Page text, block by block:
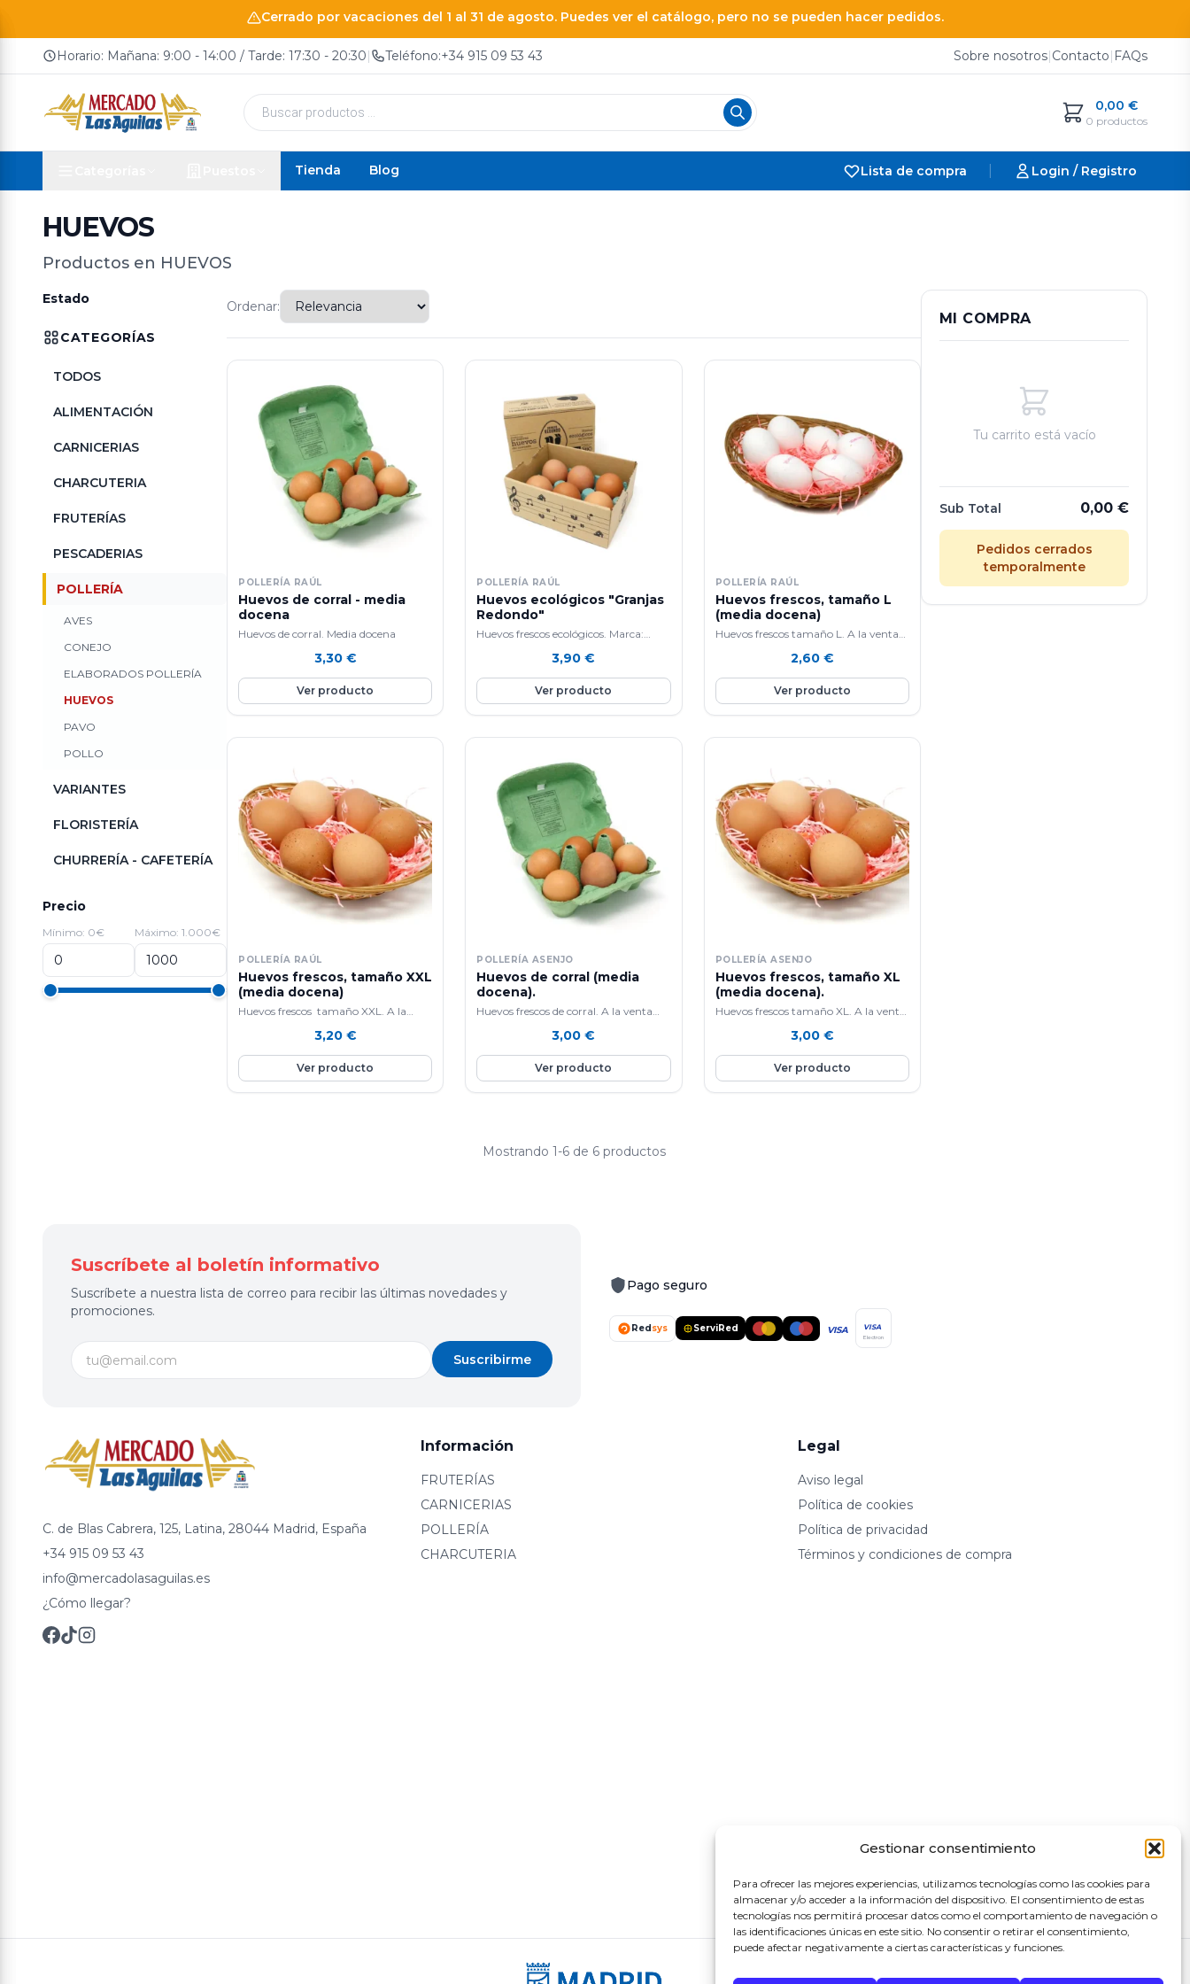
Gestionar consentimiento
Para ofrecer las mejores experiencias, utilizamos tecnologías como las cookies para
almacenar y/o acceder a la información del dispositivo. El consentimiento de estas
tecnologías nos permitirá procesar datos como el comportamiento de navegación o
las identificaciones únicas en este sitio. No consentir o retirar el consentimiento,
puede afectar negativamente a ciertas características y funciones.
Cerrado por vacaciones del 1 al 31 de agosto. Puedes ver el catálogo, pero no se pueden hacer pedidos.
Horario: Mañana: 9:00 - 14:00 / Tarde: 17:30 - 20:30| Teléfono:+34 915 09 53 43 Sobre nosotros|Contacto| FAQs
Búsqueda
productos
0,00 €
0 productos
Tienda Blog Lista de compra Login / Registro
HUEVOS
Productos en HUEVOS
Estado
CATEGORÍAS
TODOS
ALIMENTACIÓN
CARNICERIAS
CHARCUTERIA
FRUTERÍAS
PESCADERIAS
POLLERÍA
AVES
CONEJO
ELABORADOS POLLERÍA
HUEVOS
PAVO
POLLO
VARIANTES
FLORISTERÍA
CHURRERÍA - CAFETERÍA
Precio
Mínimo: 0€ Máximo: 1.000€
Ordenar:
POLLERÍA RAÚL
Huevos de corral - media
docena
Huevos de corral. Media docena
3,30 €
Ver producto
POLLERÍA RAÚL
Huevos ecológicos "Granjas
Redondo"
Huevos frescos ecológicos. Marca:
medias docenas.3,90€
Ver producto
POLLERÍA RAÚL
Huevos frescos, tamaño L
(media docena)
Huevos frescos tamaño L. A la venta
2,60 €
Ver producto
POLLERÍA RAÚL
Huevos frescos, tamaño XXL
(media docena)
Huevos frescos tamaño XXL. A la
3,20 €
Ver producto
POLLERÍA ASENJO
Huevos de corral (media
docena).
Huevos frescos de corral. A la venta
3,00€
Ver producto
POLLERÍA ASENJO
Huevos frescos, tamaño XL
(media docena).
Huevos frescos tamaño XL. A la venta
3,00 €
Ver producto
Mostrando 1-6 de 6 productos
MI COMPRA
Tu carrito está vacío
Sub Total 0,00 €
Pedidos cerrados
temporalmente
Suscríbete al boletín informativo
Suscríbete a nuestra lista de correo para recibir las últimas novedades y
promociones.
Suscribirme
Pago seguro
Red sys ServiRed VISA VISA
Electron
C. de Blas Cabrera, 125, Latina, 28044 Madrid, España
+34 915 09 53 43
info@mercadolasaguilas.es
¿Cómo llegar?
Información
FRUTERÍAS
CARNICERIAS
POLLERÍA
CHARCUTERIA
Legal
Aviso legal
Política de cookies
Política de privacidad
Términos y condiciones de compra